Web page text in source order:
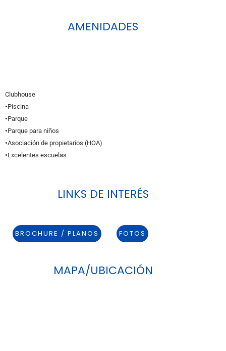
AMENIDADES
Clubhouse
•Piscina
•Parque
•Parque para niños
•Asociación de propietarios (HOA)
•Excelentes escuelas
LINKS DE INTERÉS
BROCHURE / PLANOS FOTOS
MAPA/UBICACIÓN